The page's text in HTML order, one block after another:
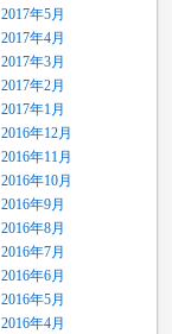
2017年5月
2017年4月
2017年3月
2017年2月
2017年1月
2016年12月
2016年11月
2016年10月
2016年9月
2016年8月
2016年7月
2016年6月
2016年5月
2016年4月